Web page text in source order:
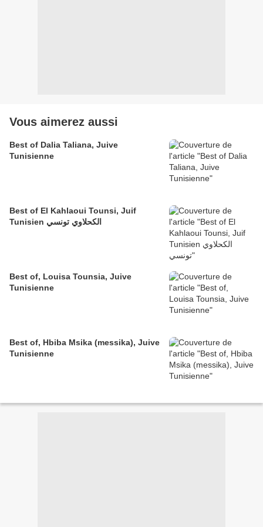
Vous aimerez aussi
Best of Dalia Taliana, Juive
Tunisienne
Best of El Kahlaoui Tounsi, Juif
Tunisien الكحلاوي تونسي
Best of, Louisa Tounsia, Juive
Tunisienne
Best of, Hbiba Msika (messika), Juive
Tunisienne